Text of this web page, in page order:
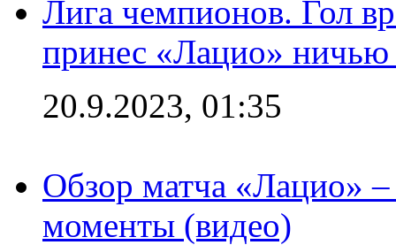
Лига чемпионов. Гол
принес «Лацио» ничью
20.9.2023, 01:35
Обзор матча «Лацио»
моменты (видео)